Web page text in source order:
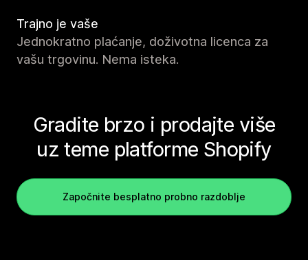
Trajno je vaše
Jednokratno plaćanje, doživotna licenca za
vašu trgovinu. Nema isteka.
Gradite brzo i prodajte više
uz teme platforme Shopify
Započnite besplatno probno razdoblje